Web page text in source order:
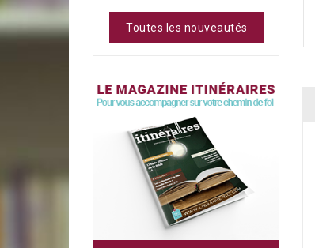
Toutes les nouveautés